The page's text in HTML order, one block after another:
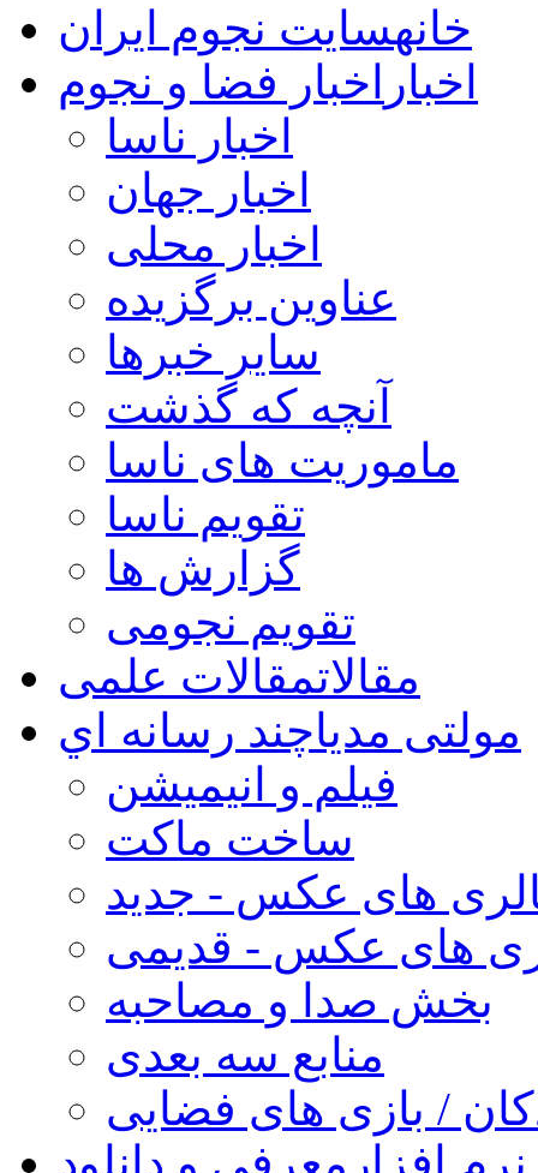
خانهسایت نجوم ایران
اخبار اخبار فضا و نجوم
اخبار ناسا
اخبار جهان
اخبار محلی
عناوین برگزیده
سایر خبرها
آنچه که گذشت
ماموریت های ناسا
تقویم ناسا
گزارش ها
تقویم نجومی
مقالاتمقالات علمی
مولتی مدیاچند رسانه اي
فیلم و انیمیشن
ساخت ماکت
های عکس - جدید
های عکس - قدیمی
بخش صدا و مصاحبه
منابع سه بعدی
/ بازی های فضایی
افزار معرفی و دانلود